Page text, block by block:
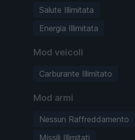
Salute Illimitata
Energia Illimitata
Mod veicoli
Carburante Illimitato
Mod armi
Nessun Raffreddamento
Missili Illimitati